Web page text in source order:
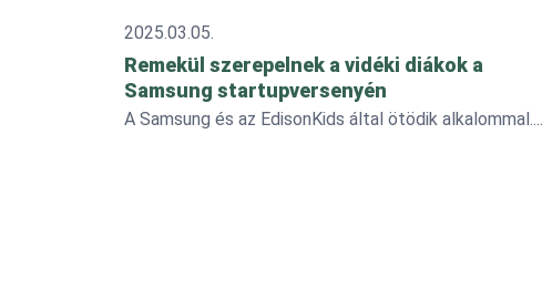
2025.03.05.
Remekül szerepelnek a vidéki diákok a
Samsung startupversenyén
A Samsung és az EdisonKids által ötödik alkalommal...